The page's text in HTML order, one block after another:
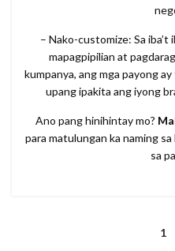
– Nako-customize: Sa iba’t
mapagpipilian at
kumpanya, ang mga payong
upang ipakita ang iyong
Ano pang hinihintay mo?
para matulungan ka naming
sa
1